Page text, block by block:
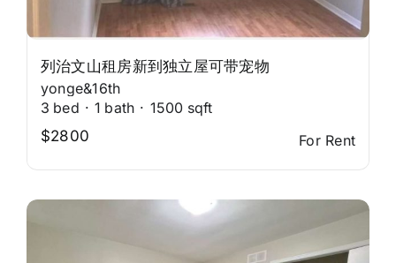
列治文山租房新到独立屋可带宠物
yonge&16th
3 bed · 1 bath · 1500 sqft
$2800
For Rent